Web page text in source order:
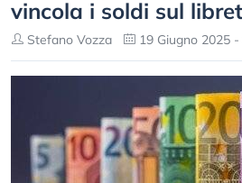
vincola i soldi sul
Stefano Vozza 19 Giugno 2025